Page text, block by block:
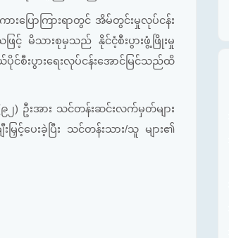
ပြောကြားရာတွင် အိမ်တွင်းမှုလုပ်ငန်း
ြင့် မိသားစုမှသည် နိုင်ငံ့စီးပွားဖွံ့ဖြိုးမှု
ပွားရေးလုပ်ငန်းအောင်မြင်သည်ထိ
းအား သင်တန်းဆင်းလက်မှတ်များ
င့်ပေးခဲ့ပြီး သင်တန်းသား/သူ များ၏